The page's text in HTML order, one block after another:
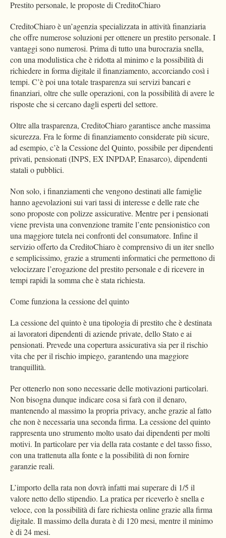
Prestito personale, le proposte di CreditoChiaro
CreditoChiaro è un’agenzia specializzata in attività finanziaria
che offre numerose soluzioni per ottenere un prestito personale. I
vantaggi sono numerosi. Prima di tutto una burocrazia snella,
con una modulistica che è ridotta al minimo e la possibilità di
richiedere in forma digitale il finanziamento, accorciando così i
tempi. C’è poi una totale trasparenza sui servizi bancari e
finanziari, oltre che sulle operazioni, con la possibilità di avere le
risposte che si cercano dagli esperti del settore.
Oltre alla trasparenza, CreditoChiaro garantisce anche massima
sicurezza. Fra le forme di finanziamento considerate più sicure,
ad esempio, c’è la Cessione del Quinto, possibile per dipendenti
privati, pensionati (INPS, EX INPDAP, Enasarco), dipendenti
statali o pubblici.
Non solo, i finanziamenti che vengono destinati alle famiglie
hanno agevolazioni sui vari tassi di interesse e delle rate che
sono proposte con polizze assicurative. Mentre per i pensionati
viene prevista una convenzione tramite l’ente pensionistico con
una maggiore tutela nei confronti del consumatore. Infine il
servizio offerto da CreditoChiaro è comprensivo di un iter snello
e semplicissimo, grazie a strumenti informatici che permettono di
velocizzare l’erogazione del prestito personale e di ricevere in
tempi rapidi la somma che è stata richiesta.
Come funziona la cessione del quinto
La cessione del quinto è una tipologia di prestito che è destinata
ai lavoratori dipendenti di aziende private, dello Stato e ai
pensionati. Prevede una copertura assicurativa sia per il rischio
vita che per il rischio impiego, garantendo una maggiore
tranquillità.
Per ottenerlo non sono necessarie delle motivazioni particolari.
Non bisogna dunque indicare cosa si farà con il denaro,
mantenendo al massimo la propria privacy, anche grazie al fatto
che non è necessaria una seconda firma. La cessione del quinto
rappresenta uno strumento molto usato dai dipendenti per molti
motivi. In particolare per via della rata costante e del tasso fisso,
con una trattenuta alla fonte e la possibilità di non fornire
garanzie reali.
L’importo della rata non dovrà infatti mai superare di 1/5 il
valore netto dello stipendio. La pratica per riceverlo è snella e
veloce, con la possibilità di fare richiesta online grazie alla firma
digitale. Il massimo della durata è di 120 mesi, mentre il minimo
è di 24 mesi.